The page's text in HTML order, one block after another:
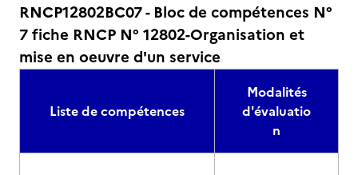
RNCP12802BC07 - Bloc de compétences N°
7 fiche RNCP N° 12802-Organisation et
mise en oeuvre d'un service
Liste de compétences
Modalités
d'évaluatio
n